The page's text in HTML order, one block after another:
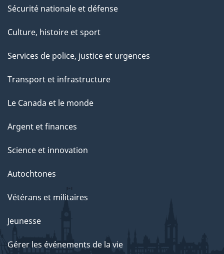
Sécurité nationale et défense
Culture, histoire et sport
Services de police, justice et urgences
Transport et infrastructure
Le Canada et le monde
Argent et finances
Science et innovation
Autochtones
Vétérans et militaires
Jeunesse
Gérer les événements de la vie